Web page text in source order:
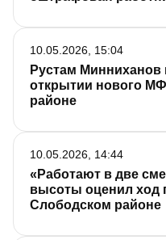
Рустам Минниханов
открытии нового
районе
10.05.2026, 15:04
«Работают в две
высоты оценил ход
Слободском районе
10.05.2026, 14:44